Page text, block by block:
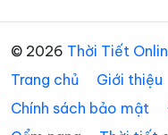
Xã Phong Hải
Xã Phúc Lợi
Xã Quy Mông
© 2026 Thời Tiết
Trang chủ
Giới thiệu
Chính sách bảo mật